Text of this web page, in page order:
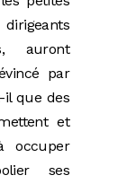
auront
par
que des
et
occuper
ses